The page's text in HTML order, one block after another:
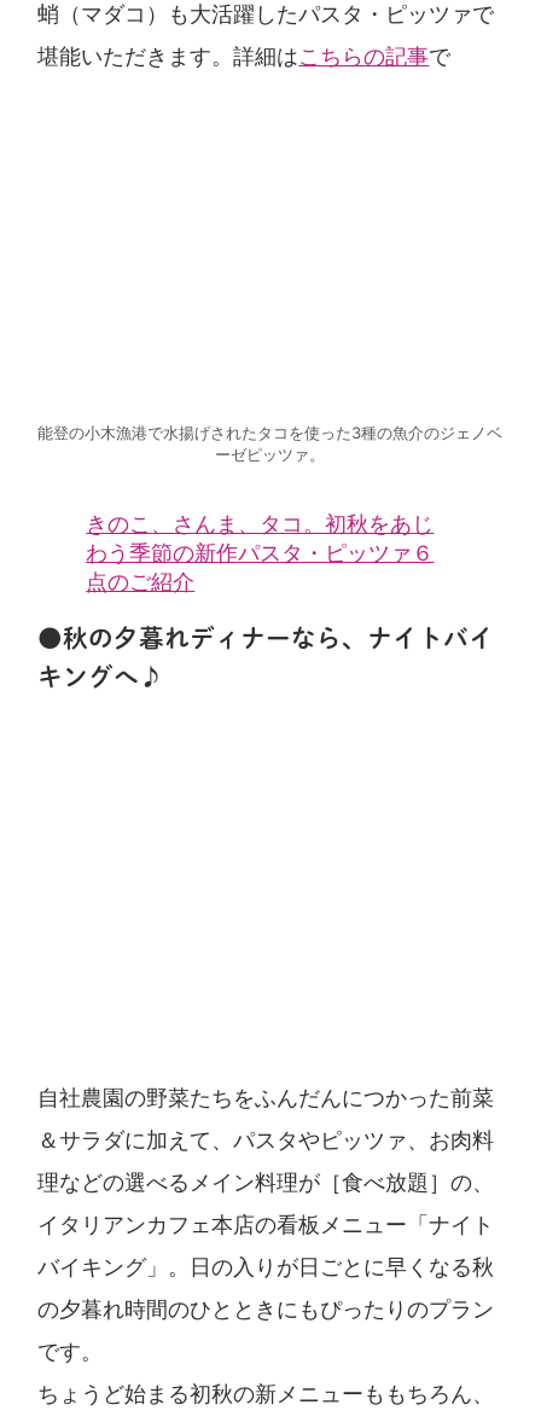
蛸（マダコ）も大活躍したパスタ・ピッツァで
堪能いただきます。詳細はこちらの記事で
能登の小木漁港で水揚げされたタコを使った3種の魚介のジェノベ
ーゼピッツァ。
きのこ、さんま、タコ。初秋をあじ
わう季節の新作パスタ・ピッツァ６
点のご紹介
●秋の夕暮れディナーなら、ナイトバイ
キングへ♪
自社農園の野菜たちをふんだんにつかった前菜
＆サラダに加えて、パスタやピッツァ、お肉料
理などの選べるメイン料理が［食べ放題］の、
イタリアンカフェ本店の看板メニュー「ナイト
バイキング」。日の入りが日ごとに早くなる秋
の夕暮れ時間のひとときにもぴったりのプラン
です。
ちょうど始まる初秋の新メニューももちろん、